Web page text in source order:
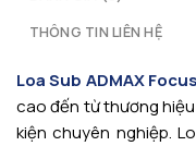
THÔNG TIN LIÊN HỆ
Loa Sub ADMAX
cao đến từ thương hiệu
kiện chuyên nghiệp.